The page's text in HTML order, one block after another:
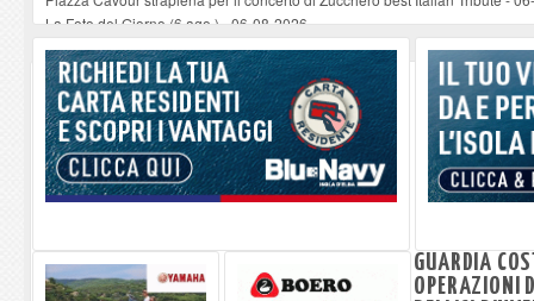
La Foto del Giorno (6 ago.)-06-08-2026
Capraia, dai fondali riemergono rifiuti di oltre 40 anni fa
05-08-2026
Sulla spiaggia di Marciana Marina prove di salvataggio e primo soccorso
Rotta Elba–Bali: il viaggio impossibile di Moira Lena Tassi approda al
GUARDIA
OPERAZIONI